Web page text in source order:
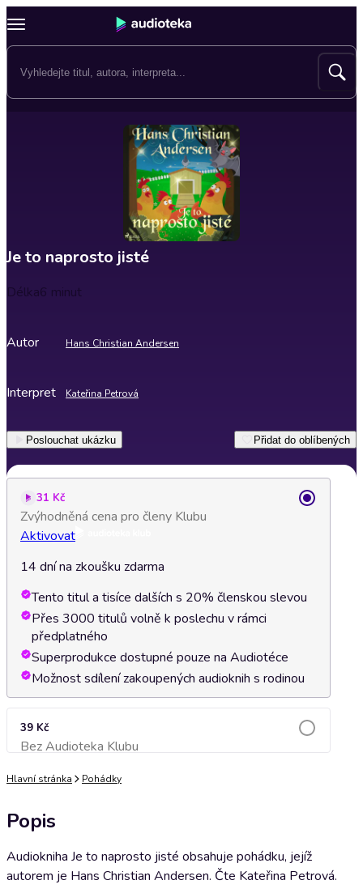
Je to naprosto jisté
Délka6 minut
Autor Hans Christian Andersen
Interpret Kateřina Petrová
Poslouchat ukázku Přidat do oblíbených
31 Kč
Zvýhodněná cena pro členy Klubu
Aktivovat
14 dní na zkoušku zdarma
Tento titul a tisíce dalších s 20% členskou slevou
Přes 3000 titulů volně k poslechu v rámci
předplatného
Superprodukce dostupné pouze na Audiotéce
Možnost sdílení zakoupených audioknih s rodinou
39 Kč
Bez Audioteka KlubuPřidat do košíku
Hlavní stránka Pohádky
Popis
Audiokniha Je to naprosto jisté obsahuje pohádku, jejíž
autorem je Hans Christian Andersen. Čte Kateřina Petrová.